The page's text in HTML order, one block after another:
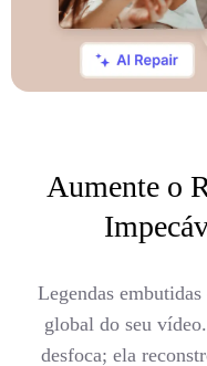
Aumente o
Legendas
global do seu
desfoca; ela